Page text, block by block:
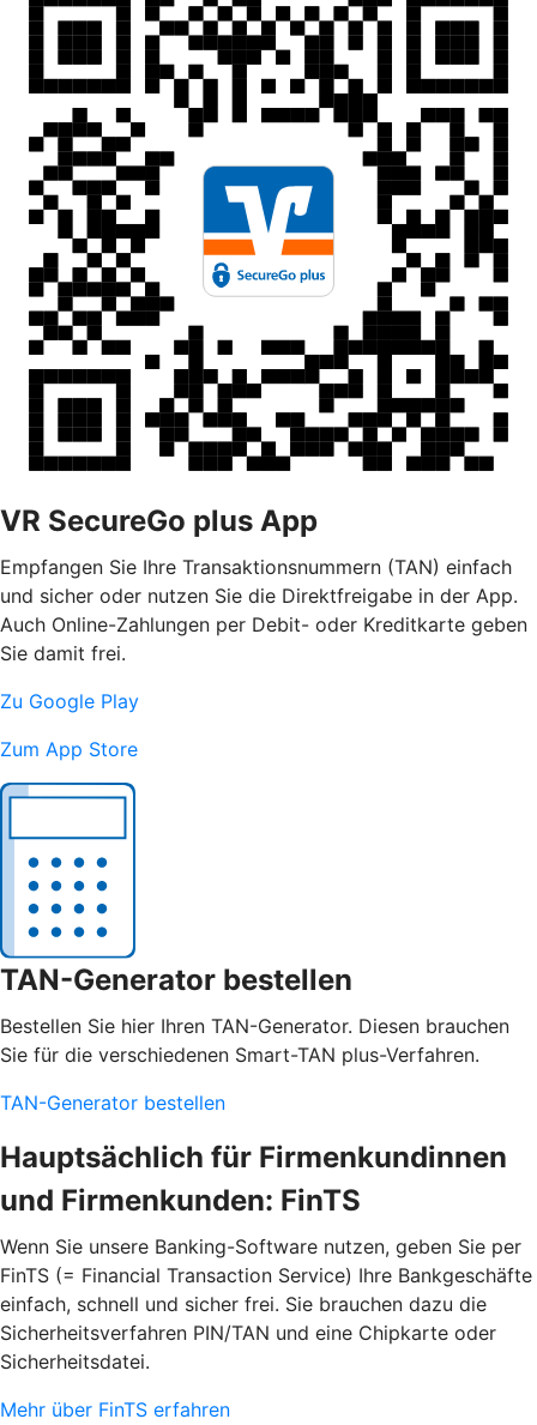
VR SecureGo plus App
Empfangen Sie Ihre Transaktionsnummern (TAN) einfach
und sicher oder nutzen Sie die Direktfreigabe in der App.
Auch Online-Zahlungen per Debit- oder Kreditkarte geben
Sie damit frei.
Zu Google Play
Zum App Store
TAN-Generator bestellen
Bestellen Sie hier Ihren TAN-Generator. Diesen brauchen
Sie für die verschiedenen Smart-TAN plus-Verfahren.
TAN-Generator bestellen
Hauptsächlich für Firmenkundinnen
und Firmenkunden: FinTS
Wenn Sie unsere Banking-Software nutzen, geben Sie per
FinTS (= Financial Transaction Service) Ihre Bankgeschäfte
einfach, schnell und sicher frei. Sie brauchen dazu die
Sicherheitsverfahren PIN/TAN und eine Chipkarte oder
Sicherheitsdatei.
Mehr über FinTS erfahren